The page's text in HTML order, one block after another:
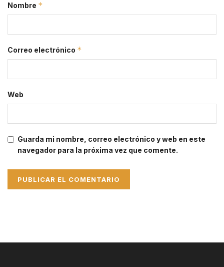
Nombre *
Correo electrónico *
Web
Guarda mi nombre, correo electrónico y web en este
navegador para la próxima vez que comente.